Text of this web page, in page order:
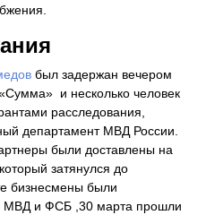
был задержан вечером
и несколько человек
расследования,
департамент МВД России.
были доставлены на
затянулся до
бизнесмены были
и ФСБ ,30 марта прошли